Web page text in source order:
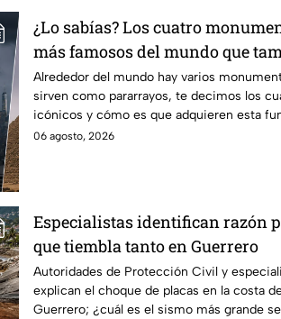
¿Lo sabías? Los cuatro
más famosos del mundo que
funcionan como pararrayos
Alrededor del mundo hay varios
sirven como pararrayos, te decimos los
icónicos y cómo es que adquieren esta
06 agosto, 2026
Especialistas identifican razón
que tiembla tanto en Guerrero
Autoridades de Protección Civil y
explican el choque de placas en la costa
Guerrero; ¿cuál es el sismo más grande